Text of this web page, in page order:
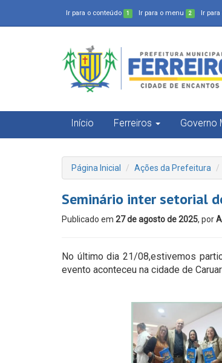
Ir para o conteúdo 1 Ir para o menu 2 Ir
Início Ferreiros Governo
Página Inicial Ações da Prefeitura
Seminário inter setorial
Publicado em 27 de agosto de 2025, por
No último dia 21/08,estivemos
evento aconteceu na cidade de